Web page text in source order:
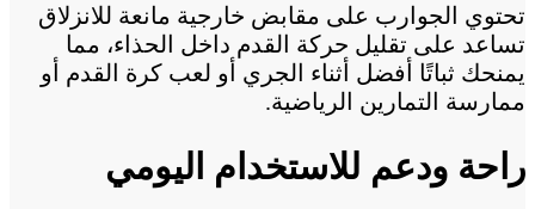
تحتوي الجوارب على مقابض خارجية مانعة للانزلاق
تساعد على تقليل حركة القدم داخل الحذاء، مما
يمنحك ثباتًا أفضل أثناء الجري أو لعب كرة القدم أو
ممارسة التمارين الرياضية.
راحة ودعم للاستخدام اليومي